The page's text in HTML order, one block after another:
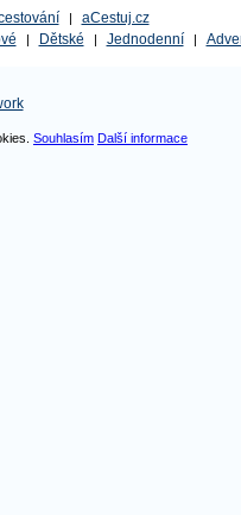
|
aCestuj.cz
| Dětské | Jednodenní |
Souhlasím Další informace